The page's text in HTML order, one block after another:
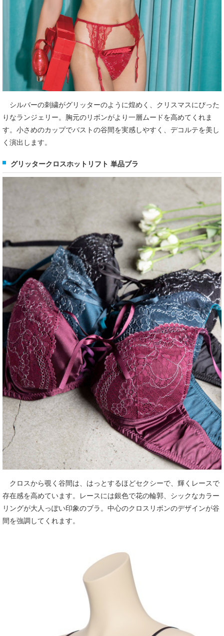
シルバーの刺繍がグリッターのように煌めく、クリスマスにぴった
りなランジェリー。胸元のリボンがより一層ムードを高めてくれま
す。小さめのカップでバストの谷間を実感しやすく、デコルテを美し
く演出します。
グリッタークロスホットリフト 単品ブラ
クロスから覗く谷間は、はっとするほどセクシーで、輝くレースで
存在感を高めています。レースには銀色で花の輪郭、シックなカラー
リングが大人っぽい印象のブラ。中心のクロスリボンのデザインが谷
間を強調してくれます。